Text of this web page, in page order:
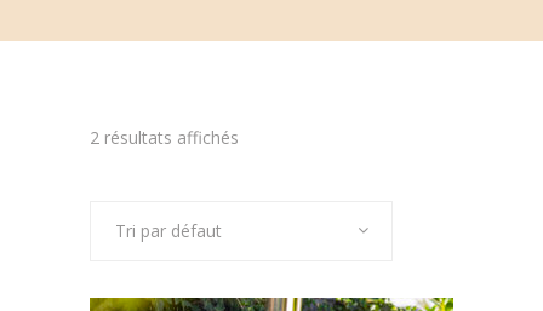
2 résultats affichés
Tri par défaut